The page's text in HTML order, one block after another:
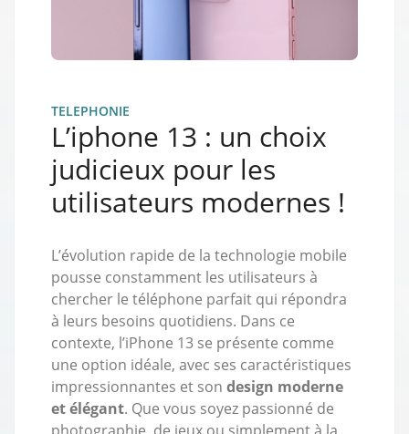
TELEPHONIE
L’iphone 13 : un choix
judicieux pour les
utilisateurs modernes !
L’évolution rapide de la technologie mobile
pousse constamment les utilisateurs à
chercher le téléphone parfait qui répondra
à leurs besoins quotidiens. Dans ce
contexte, l’iPhone 13 se présente comme
une option idéale, avec ses caractéristiques
impressionnantes et son design moderne
et élégant. Que vous soyez passionné de